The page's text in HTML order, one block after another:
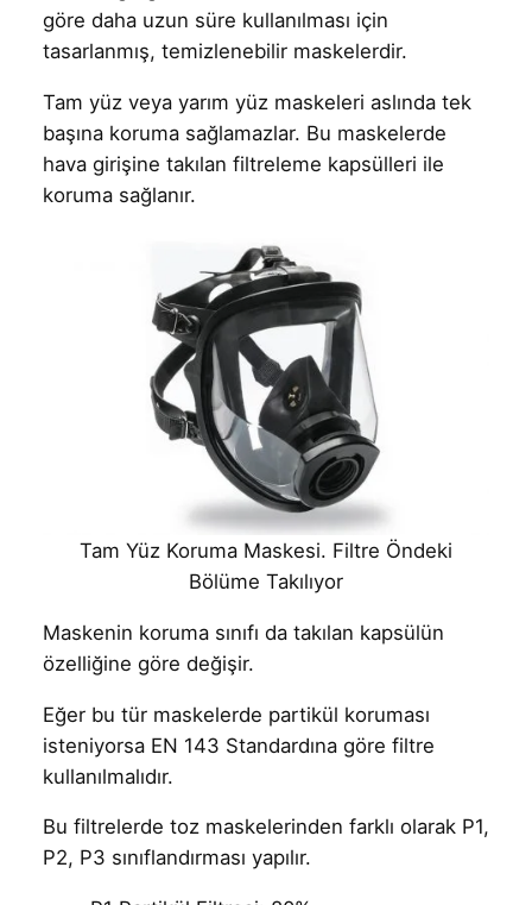
göre daha uzun süre kullanılması için
tasarlanmış, temizlenebilir maskelerdir.
Tam yüz veya yarım yüz maskeleri aslında tek
başına koruma sağlamazlar. Bu maskelerde
hava girişine takılan filtreleme kapsülleri ile
koruma sağlanır.
Tam Yüz Koruma Maskesi. Filtre Öndeki
Bölüme Takılıyor
Maskenin koruma sınıfı da takılan kapsülün
özelliğine göre değişir.
Eğer bu tür maskelerde partikül koruması
isteniyorsa EN 143 Standardına göre filtre
kullanılmalıdır.
Bu filtrelerde toz maskelerinden farklı olarak P1,
P2, P3 sınıflandırması yapılır.